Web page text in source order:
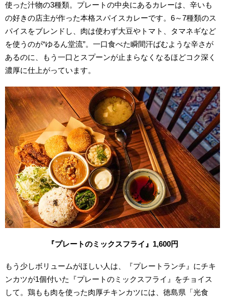
使った汁物の3種類。プレートの中央にあるカレーは、辛いも
の好きの店主が作った本格スパイスカレーです。6～7種類のス
パイスをブレンドし、肉は使わず大豆やトマト、タマネギなど
を使うのが“ゆるん堂流”。一口食べた瞬間汗ばむような辛さが
あるのに、もう一口とスプーンが止まらなくなるほどコク深く
濃厚に仕上がっています。
『プレートのミックスフライ』1,600円
もう少しボリュームがほしい人は、『プレートランチ』にチキ
ンカツが1個付いた『プレートのミックスフライ』をチョイス
して。鶏もも肉を使った肉厚チキンカツには、徳島県「光食